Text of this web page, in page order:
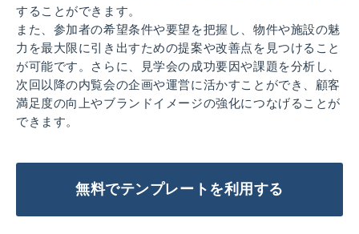
することができます。
また、参加者の希望条件や要望を把握し、物件や施設の魅
力を最大限に引き出すための提案や改善点を見つけること
が可能です。さらに、見学会の成功要因や課題を分析し、
次回以降の内覧会の企画や運営に活かすことができ、顧客
満足度の向上やブランドイメージの強化につなげることが
できます。
無料でテンプレートを利用する